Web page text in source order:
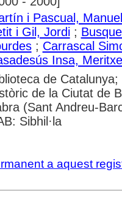
i Pascual, Manuel
i Gil, Jordi;
; Carrascal
Insa,
de
de la Ciutat de
(Sant Andreu-
Sibhil·la
a aquest